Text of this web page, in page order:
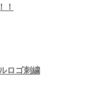
！
ロゴ刺繍